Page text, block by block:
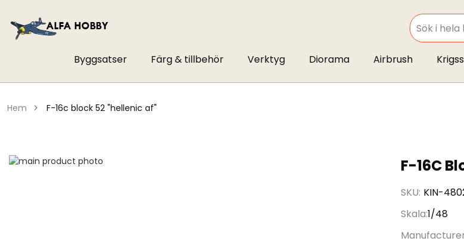
SEARCH
Byggsatser Färg & tillbehör Verktyg Diorama Airbrush
hem f-16c block 52 "hellenic af"
F-16C
SKU KIN-
Skala1/48
Hoppa